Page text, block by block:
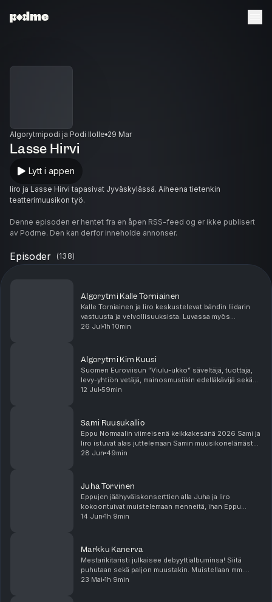
Algorytmipodi ja Podi Ilolle 29 Mar
Lasse Hirvi
Lytt i appen
Iiro ja Lasse Hirvi tapasivat Jyväskylässä. Aiheena tietenkin
teatterimuusikon työ.
Denne episoden er hentet fra en åpen RSS-feed og er ikke publisert
av Podme. Den kan derfor inneholde annonser.
Episoder (138)
Algorytmi Kalle Torniainen
Kalle Torniainen ja Iiro keskustelevat bändin liidarin
vastuusta ja velvollisuuksista. Luvassa myös
monipolvinen taimikeskustelu. Lopuksi tärkeä aihe:
26 Jul 1h 10min
Algorytmi Kim Kuusi
Suomen Euroviisun ”Viulu-ukko” säveltäjä, tuottaja,
levy-yhtiön vetäjä, mainosmusiikin edelläkävijä sekä
pitkäaikainen Teoston hallituksen pj istui alas
12 Jul 59min
Sami Ruusukallio
Eppu Normaalin viimeisenä keikkakesänä 2026 Sami ja
Iiro istuvat alas juttelemaan Samin muusikonelämästä
ennen Eppuja ja Epuissa. #EppuNormaali #SuomiRock
28 Jun 49min
Juha Torvinen
Eppujen jäähyväiskonserttien alla Juha ja Iiro
kokoontuivat muistelemaan menneitä, ihan Eppu
Normaalin syntyhetkeen asti.#eppunormaali
14 Jun 1h 9min
Markku Kanerva
Mestarikitaristi julkaisee debyyttialbuminsa! Siitä
puhutaan sekä paljon muustakin. Muistellaan mm.
Pekka Pohjolaa ja Upi Sorvalia.
23 Mai 1h 9min